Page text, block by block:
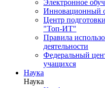
Электронное
Инновационный
Центр
"Топ-ИТ"
Правила
деятельности
Федеральный
учащихся
Наука
Наука